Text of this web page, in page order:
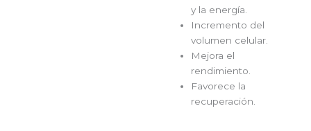
y la energía.
Incremento del
volumen celular.
Mejora el
rendimiento.
Favorece la
recuperación.